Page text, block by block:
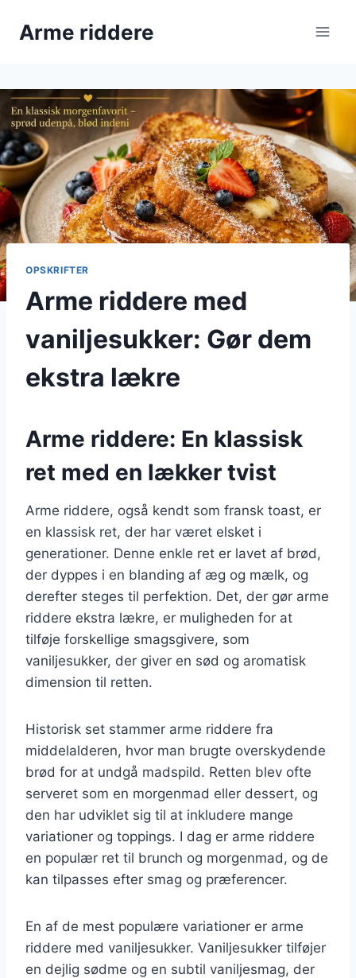
Arme riddere
OPSKRIFTER
Arme riddere med
vaniljesukker: Gør dem
ekstra lækre
Arme riddere: En klassisk
ret med en lækker tvist
Arme riddere, også kendt som fransk toast, er
en klassisk ret, der har været elsket i
generationer. Denne enkle ret er lavet af brød,
der dyppes i en blanding af æg og mælk, og
derefter steges til perfektion. Det, der gør arme
riddere ekstra lækre, er muligheden for at
tilføje forskellige smagsgivere, som
vaniljesukker, der giver en sød og aromatisk
dimension til retten.
Historisk set stammer arme riddere fra
middelalderen, hvor man brugte overskydende
brød for at undgå madspild. Retten blev ofte
serveret som en morgenmad eller dessert, og
den har udviklet sig til at inkludere mange
variationer og toppings. I dag er arme riddere
en populær ret til brunch og morgenmad, og de
kan tilpasses efter smag og præferencer.
En af de mest populære variationer er arme
riddere med vaniljesukker. Vaniljesukker tilføjer
en dejlig sødme og en subtil vaniljesmag, der